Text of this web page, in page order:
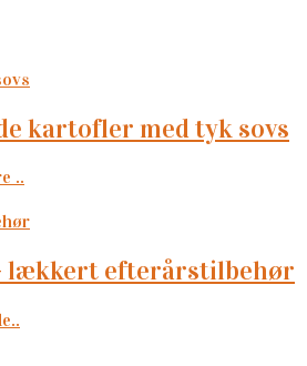
kartofler med tyk sovs
..
lækkert efterårstilbehør